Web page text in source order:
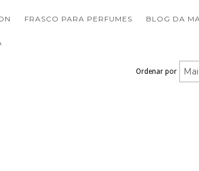
FRASCO PARA PERFUMES BLOG DA
Ordenar por